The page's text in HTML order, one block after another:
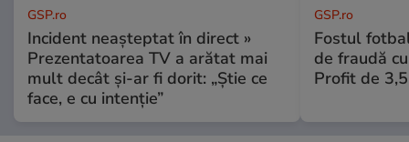
GSP.ro
Incident neașteptat în direct »
Prezentatoarea TV a arătat mai
mult decât și-ar fi dorit: „Știe ce
face, e cu intenție”
GSP.ro
Fostul
de fraudă
Profit de